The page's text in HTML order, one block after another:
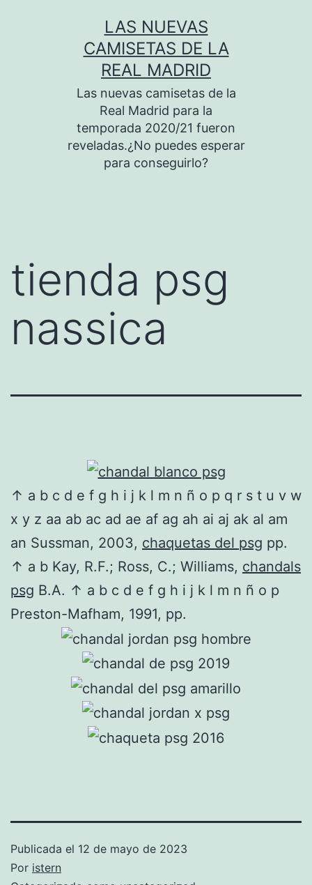
LAS NUEVAS
CAMISETAS DE LA
REAL MADRID
Las nuevas camisetas de la
Real Madrid para la
temporada 2020/21 fueron
reveladas.¿No puedes esperar
para conseguirlo?
tienda psg
nassica
↑ a b c d e f g h i j k l m n ñ o p q r s t u v w
x y z aa ab ac ad ae af ag ah ai aj ak al am
an Sussman, 2003, chaquetas del psg pp.
↑ a b Kay, R.F.; Ross, C.; Williams, chandals
psg B.A. ↑ a b c d e f g h i j k l m n ñ o p
Preston-Mafham, 1991, pp.
Publicada el 12 de mayo de 2023
Por istern